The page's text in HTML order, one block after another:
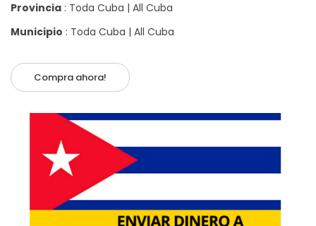
Provincia : Toda Cuba | All Cuba
Municipio : Toda Cuba | All Cuba
Compra ahora!